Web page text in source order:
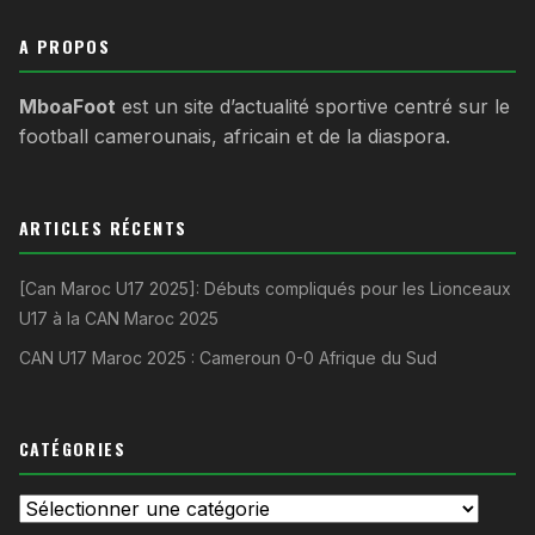
2 1 0 0 1 0/2 -2 0
A PROPOS
MboaFoot est un site d’actualité sportive centré sur le
football camerounais, africain et de la diaspora.
ARTICLES RÉCENTS
[Can Maroc U17 2025]: Débuts compliqués pour les Lionceaux
U17 à la CAN Maroc 2025
CAN U17 Maroc 2025 : Cameroun 0-0 Afrique du Sud
CATÉGORIES
Catégories